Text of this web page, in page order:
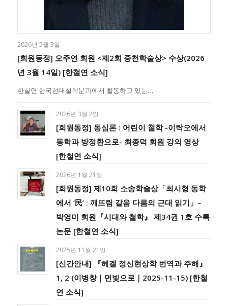
2026년 5월 3일
[회원동정] 오주연 회원 <제2회 중천학술상> 수상(2026
년 3월 14일) [한철연 소식]
한철연 한국현대철학분과에서 활동하고 있는…
2026년 3월 2일
[회원동정] 동심론 : 어린이 철학 -이탁오에서
동학과 방정환으로- 최종덕 회원 강의 영상
[한철연 소식]
2026년 1월 21일
[회원동정] 제10회 소송학술상「최시형 동학
에서 ‘民’ : 깨뜨림 같음 다름의 근대 읽기」–
박영미 회원『시대와 철학』 제34권 1호 수록
논문 [한철연 소식]
2025년 11월 21일
[신간안내] 『헤겔 정신현상학 번역과 주해』
1, 2 (이병창｜먼빛으로｜2025-11-15) [한철
연 소식]